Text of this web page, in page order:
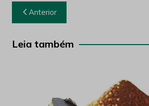
Navegação
de
Post
Anterior
Leia também